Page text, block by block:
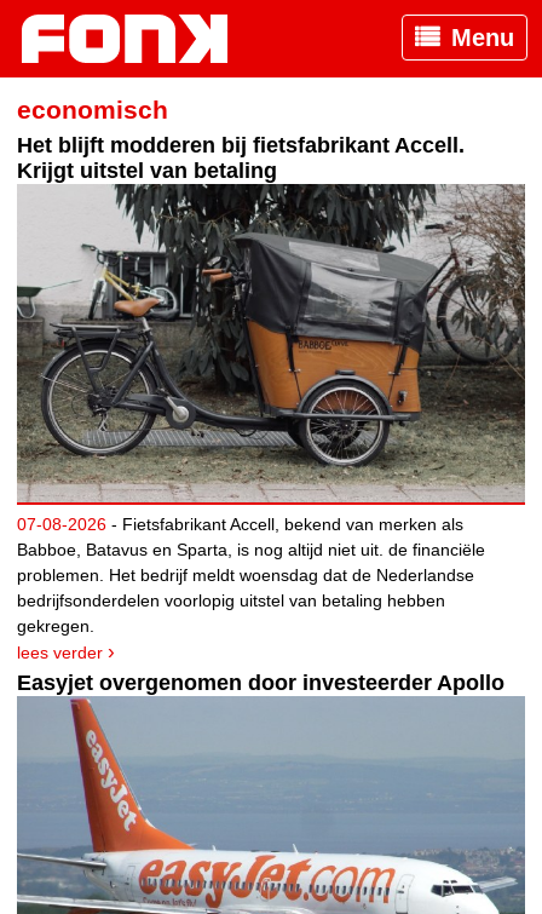
Menu
economisch
Het blijft modderen bij fietsfabrikant Accell.
Krijgt uitstel van betaling
07-08-2026 - Fietsfabrikant Accell, bekend van merken als
Babboe, Batavus en Sparta, is nog altijd niet uit. de financiële
problemen. Het bedrijf meldt woensdag dat de Nederlandse
bedrijfsonderdelen voorlopig uitstel van betaling hebben
gekregen.
lees verder
Easyjet overgenomen door investeerder Apollo